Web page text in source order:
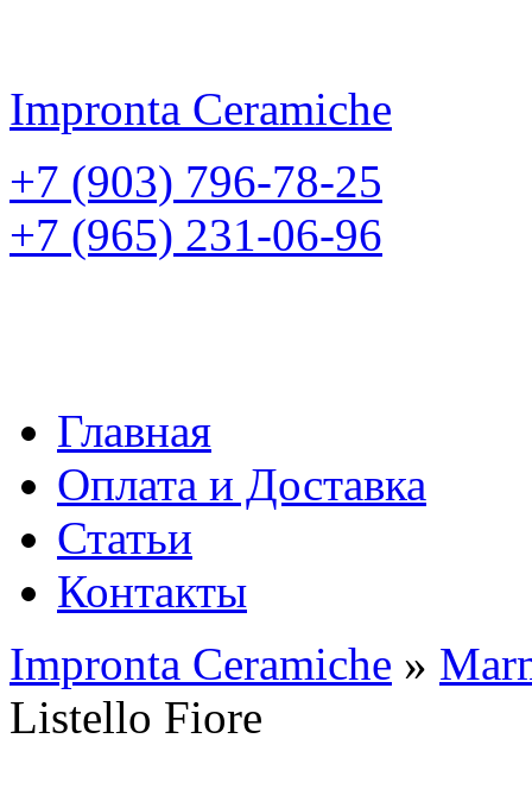
Impronta Ceramiche
+7 (903) 796-78-25
+7 (965) 231-06-96
Главная
Оплата и Доставка
Статьи
Контакты
Impronta Ceramiche »
Listello Fiore